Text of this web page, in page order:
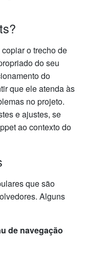
o trecho de
do seu
do
que ele atenda às
no projeto.
e ajustes, se
ao contexto do
que são
Alguns
de navegação